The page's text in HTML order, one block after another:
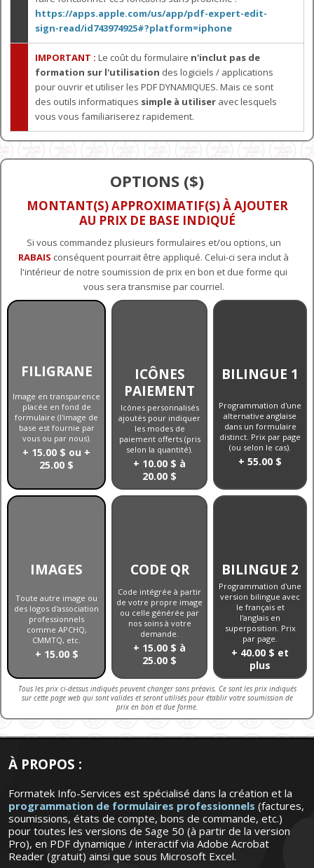
https://apps.apple.com/us/app/pdf-expert-edit-
sign-read/id743974925#?platform=iphone
IMPORTANT : Le coût du formulaire n'inclut pas de
formation sur l'utilisation des logiciels / applications
pour ouvrir et utiliser les PDF DYNAMIQUES. Mais ce sont
des outils informatiques simple à utiliser avec lesquels
vous vous familiariserez rapidement.
OPTIONS ($)
MONTANT(S) APPROXIMATIF(S) À AJOUTER
AU PRIX DE BASE INDIQUÉ
Si vous commandez plusieurs formulaires et/ou options, un
RABAIS conséquent pourrait être appliqué. Celui-ci sera inclut à
l'intérieur de notre soumission de prix en bon et due forme qui
vous sera transmise par courriel.
FILIGRANE
Image en transparence
placée en fond de
formulaire (l'image de
base est fournie par
vous ou par nous).
+ 15.00 $ ou +
25.00 $
ICÔNES
PAIEMENT
Icônes personnalisés
ajoutés pour indiquer
les modes de
paiement offerts (pris
selon la quantité).
+ 10.00 $ à
20.00 $
BILINGUE 1
Programmation d'une
alternative anglaise
dans un formulaire
distinct. Prix par page
(ou selon le cas).
+ 55.00 $
IMAGES
Toute autre image ou
des logos d'association
professionnels
comme APCHQ,
CMMTQ, etc.
+ 15.00 $
CODE QR
Code intégrée à partir
de votre propre image
ou celle générée par
nos soins à votre
demande.
+ 15.00 $ à
25.00 $
BILINGUE 2
Programmation d'une
version bilingue avec
le français et
l'anglais en
superposition. Prix
par page.
+ 40.00 $ et
plus
Tous les prix ci-dessus indiqués peuvent changer sans préavis. Ce sont les prix indiqués
sur cette page web qui sont valides et seront utilisés pour établir votre soumission de
prix en bon et due forme.
À PROPOS :
Formatek Info-Services est spécialisé dans la création et la
programmation de formulaires professionnels (factures,
soumissions, états de compte, bons de commande, etc.)
pour toutes les versions de Sage 50 (à partir de la version
Pro), en PDF dynamique / interactif via Adobe Acrobat
Reader (gratuit) ainsi que sous Microsoft Excel.